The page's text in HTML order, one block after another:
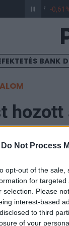
Do Not Process
opt-out of the
for
selection. Please
interest-based
to third
of your
363,17 -0,61%
BANK
hozott
a tervezéstől
Dánielt, a
építész nem
indult meg –